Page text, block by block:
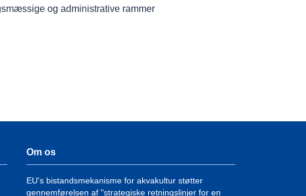
og administrative rammer
Om os
EU's bistandsmekanisme for akvakultur støtter
gennemførelsen af "strategiske retningslinjer for en